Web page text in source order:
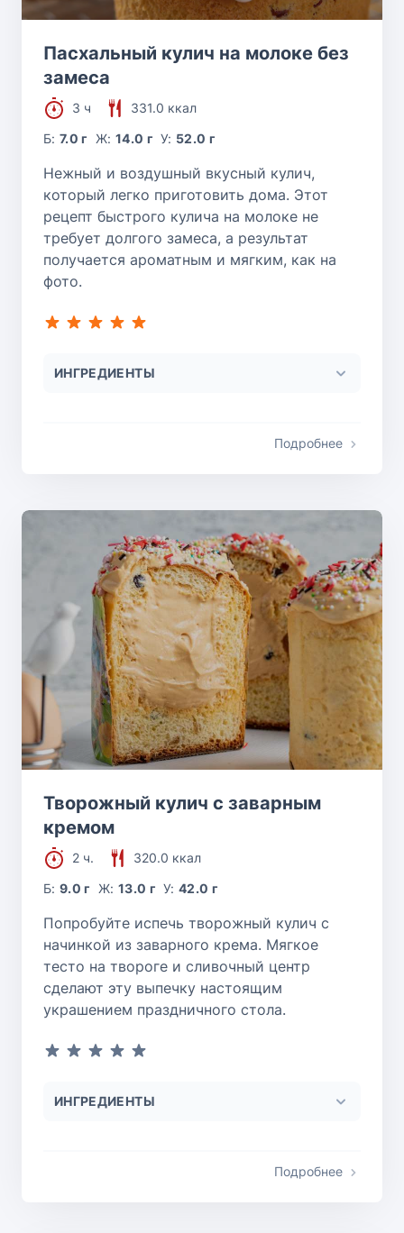
Пасхальный кулич на молоке без
замеса
3 ч
331.0 ккал
Б:7.0 г Ж: 14.0 г У: 52.0 г
Нежный и воздушный вкусный кулич,
который легко приготовить дома. Этот
рецепт быстрого кулича на молоке не
требует долгого замеса, а результат
получается ароматным и мягким, как на
фото.
ИНГРЕДИЕНТЫ
Подробнее
Творожный кулич с заварным
кремом
2 ч.
320.0 ккал
Б:9.0 г Ж: 13.0 г У:42.0 г
Попробуйте испечь творожный кулич с
начинкой из заварного крема. Мягкое
тесто на твороге и сливочный центр
сделают эту выпечку настоящим
украшением праздничного стола.
ИНГРЕДИЕНТЫ
Подробнее